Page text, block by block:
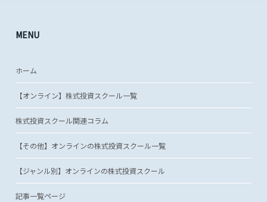
MENU
ホーム
【オンライン】株式投資スクール一覧
株式投資スクール関連コラム
【その他】オンラインの株式投資スクール一覧
【ジャンル別】オンラインの株式投資スクール
記事一覧ページ